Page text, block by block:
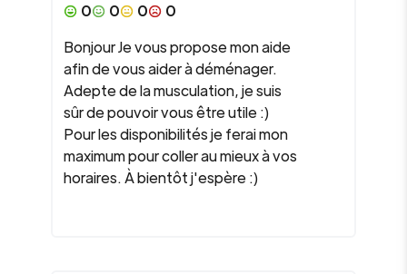
0
0 0
0
Bonjour Je vous propose mon aide
afin de vous aider à déménager.
Adepte de la musculation, je suis
sûr de pouvoir vous être utile :)
Pour les disponibilités je ferai mon
maximum pour coller au mieux à vos
horaires. À bientôt j'espère :)